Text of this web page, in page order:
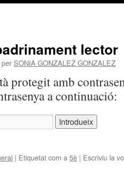
lector
per SONIA GONZALEZ GONZALEZ
protegit amb
a continuació:
| Etiquetat com a 5è | Escriviu la